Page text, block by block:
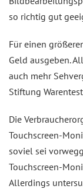
so richtig gut
Für einen
Geld ausgeben.
auch mehr
Stiftung
Die
Touchscreen-
soviel sei
Touchscreen-
Allerdings